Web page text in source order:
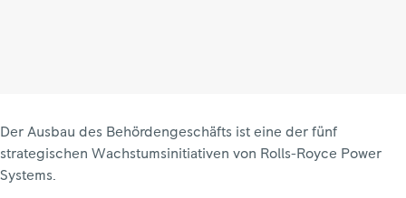
Der Ausbau des Behördengeschäfts ist eine der fünf
strategischen Wachstumsinitiativen von Rolls-Royce Power
Systems.